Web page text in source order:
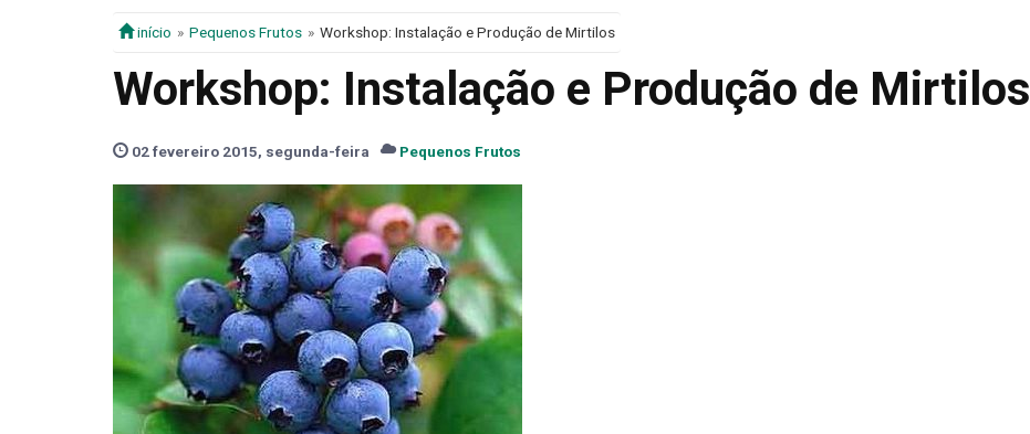
início Pequenos Frutos Workshop: Instalação e Produção de Mirtilos
Workshop: Instalação e Produção de Mirtilos
02 fevereiro 2015, segunda-feira Pequenos Frutos